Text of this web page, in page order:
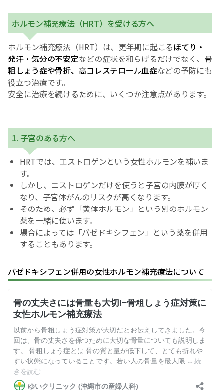
ホルモン補充療法（HRT）を受ける方へ
ホルモン補充療法（HRT）は、更年期に起こるほてり・
発汗・気分の不安定などの症状を和らげるだけでなく、 骨
粗しょう症や骨折、高コレステロール血症などの予防にも
役立つ治療です。
安全に治療を続けるために、いくつか注意点があります。
1. 子宮のある方へ
HRTでは、エストロゲンという女性ホルモンを補いま
す。
しかし、エストロゲンだけを使うと子宮の内膜が厚く
なり、子宮体がんのリスクが高くなります。
そのため、必ず「黄体ホルモン」という別のホルモン
薬を一緒に使います。
場合によっては「バゼドキシフェン」という薬を併用
することもあります。
バゼドキシフェン併用の女性ホルモン補充療法について
English Page